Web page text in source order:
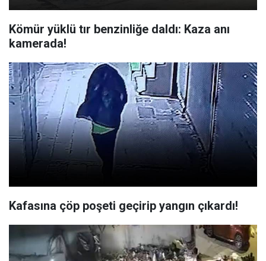
Kömür yüklü tır benzinliğe daldı: Kaza anı
kamerada!
Kafasına çöp poşeti geçirip yangın çıkardı!